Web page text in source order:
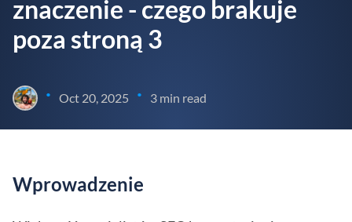
znaczenie - czego brakuje
poza stroną 3
• Oct 20, 2025 • 3 min read
Wprowadzenie